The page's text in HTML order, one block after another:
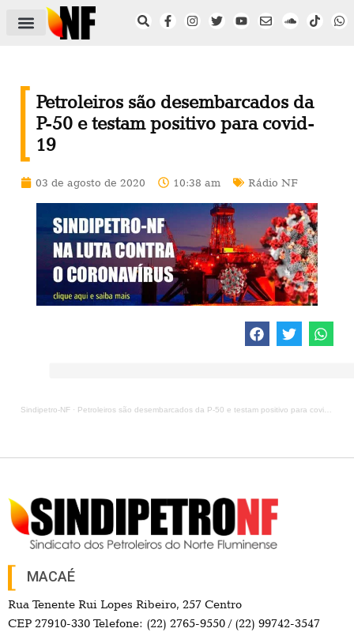
Petroleiros são desembarcados da
P-50 e testam positivo para covid-
19
03 de agosto de 2020 10:38 am Rádio NF
Sindipetro-NF · Petroleiros são desembarcados da P-50 e testam positivo para covid-19
MACAÉ
Rua Tenente Rui Lopes Ribeiro, 257 Centro
CEP 27910-330 Telefone: (22) 2765-9550 / (22) 99742-3547